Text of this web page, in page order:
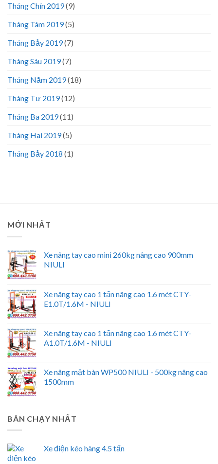
Tháng Chín 2019(9)
Tháng Tám 2019(5)
Tháng Bảy 2019(7)
Tháng Sáu 2019(7)
Tháng Năm 2019(18)
Tháng Tư 2019(12)
Tháng Ba 2019(11)
Tháng Hai 2019(5)
Tháng Bảy 2018 (1)
MỚI NHẤT
Xe nâng tay cao mini 260kg nâng cao 900mm
NIULI
Xe nâng tay cao 1 tấn nâng cao 1.6 mét CTY-
E1.0T/1.6M - NIULI
Xe nâng tay cao 1 tấn nâng cao 1.6 mét CTY-
A1.0T/1.6M - NIULI
Xe nâng mặt bàn WP500 NIULI - 500kg nâng cao
1500mm
BÁN CHẠY NHẤT
Xe điện kéo hàng 4.5 tấn